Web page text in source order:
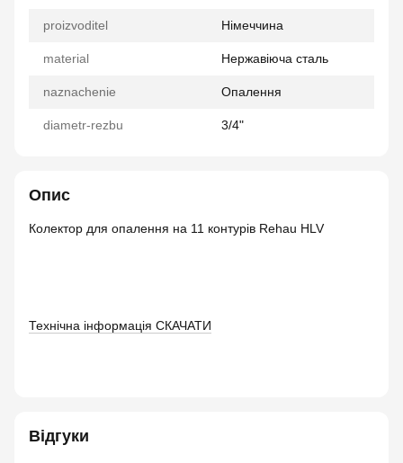
proizvoditel Німеччина
material Нержавіюча сталь
naznachenie Опалення
diametr-rezbu 3/4"
Опис
Колектор для опалення на 11 контурів Rehau HLV
Технічна інформація СКАЧАТИ
Відгуки